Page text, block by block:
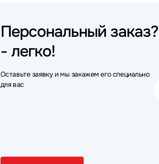
Персональный заказ?
- легко!
Оставьте заявку и мы закажем его специально
для вас